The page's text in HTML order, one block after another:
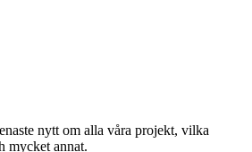
nytt om alla våra projekt, vilka
mycket annat.